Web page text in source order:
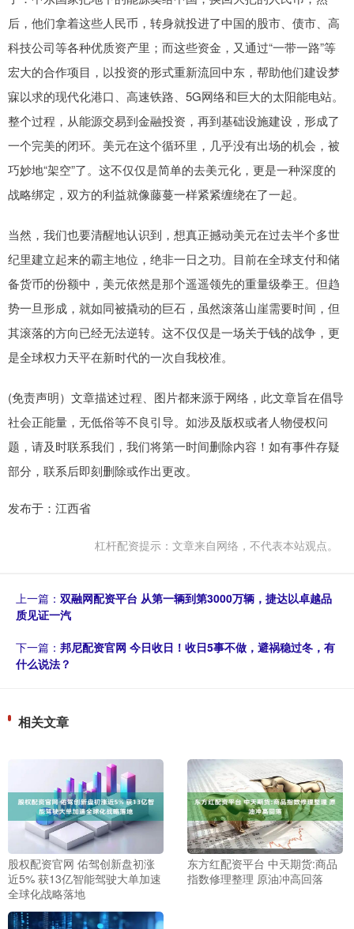
后，他们拿着这些人民币，转身就投进了中国的股市、债市、高
科技公司等各种优质资产里；而这些资金，又通过“一带一路”等
宏大的合作项目，以投资的形式重新流回中东，帮助他们建设梦
寐以求的现代化港口、高速铁路、5G网络和巨大的太阳能电站。
整个过程，从能源交易到金融投资，再到基础设施建设，形成了
一个完美的闭环。美元在这个循环里，几乎没有出场的机会，被
巧妙地“架空”了。这不仅仅是简单的去美元化，更是一种深度的
战略绑定，双方的利益就像藤蔓一样紧紧缠绕在了一起。
当然，我们也要清醒地认识到，想真正撼动美元在过去半个多世
纪里建立起来的霸主地位，绝非一日之功。目前在全球支付和储
备货币的份额中，美元依然是那个遥遥领先的重量级拳王。但趋
势一旦形成，就如同被撬动的巨石，虽然滚落山崖需要时间，但
其滚落的方向已经无法逆转。这不仅仅是一场关于钱的战争，更
是全球权力天平在新时代的一次自我校准。
(免责声明）文章描述过程、图片都来源于网络，此文章旨在倡导
社会正能量，无低俗等不良引导。如涉及版权或者人物侵权问
题，请及时联系我们，我们将第一时间删除内容！如有事件存疑
部分，联系后即刻删除或作出更改。
发布于：江西省
杠杆配资提示：文章来自网络，不代表本站观点。
上一篇： 双融网配资平台 从第一辆到第3000万辆，捷达以卓越品
质见证一汽
下一篇： 邦尼配资官网 今日收日！收日5事不做，避祸稳过冬，有
什么说法？
相关文章
股权配资官网 佑驾创新盘初涨
近5% 获13亿智能驾驶大单加速
全球化战略落地
东方红配资平台 中天期货:商品
指数修理整理 原油冲高回落